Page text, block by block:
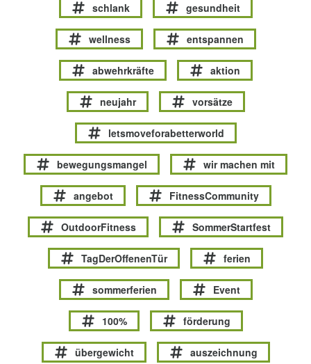
schlank gesundheit
wellness entspannen
abwehrkräfte aktion
neujahr vorsätze
letsmoveforabetterworld
bewegungsmangel wir machen mit
angebot FitnessCommunity
OutdoorFitness SommerStartfest
TagDerOffenenTür ferien
sommerferien Event
100% förderung
übergewicht auszeichnung